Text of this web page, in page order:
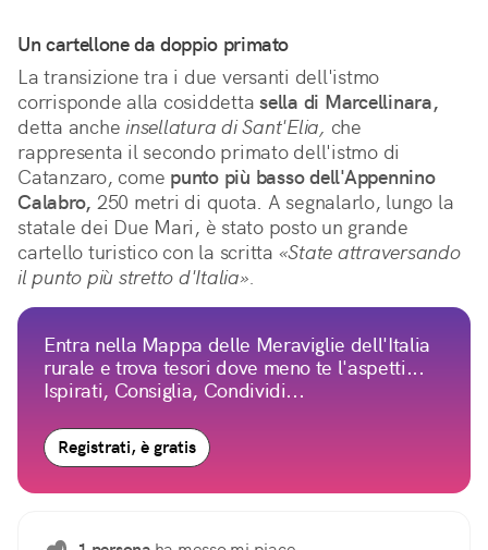
Un cartellone da doppio primato
La transizione tra i due versanti dell'istmo
corrisponde alla cosiddetta sella di Marcellinara,
detta anche insellatura di Sant'Elia, che
rappresenta il secondo primato dell'istmo di
Catanzaro, come punto più basso dell'Appennino
Calabro, 250 metri di quota. A segnalarlo, lungo la
statale dei Due Mari, è stato posto un grande
cartello turistico con la scritta «State attraversando
il punto più stretto d'Italia».
Entra nella Mappa delle Meraviglie dell'Italia
rurale e trova tesori dove meno te l'aspetti...
Ispirati, Consiglia, Condividi...
Registrati, è gratis